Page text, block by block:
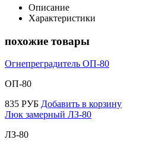
Описание
Характеристики
похожие товары
Огнепреградитель ОП-80
ОП-80
835 РУБ Добавить в корзину
Люк замерный ЛЗ-80
ЛЗ-80